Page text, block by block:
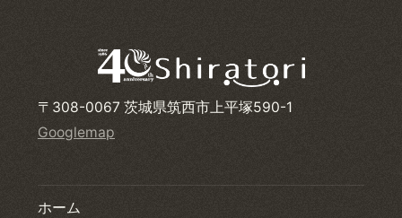
〒308-0067 茨城県筑西市上平塚590-1
Googlemap
ホーム